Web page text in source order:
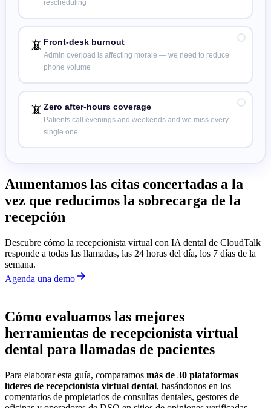
rescheduling
📵 Front-desk burnout
Admin overload is affecting morale — we need to reduce
phone volume
📵 Zero after-hours coverage
Patients call evenings and weekends and we miss every
single one
Aumentamos las citas concertadas a la
vez que reducimos la sobrecarga de la
recepción
Descubre cómo la recepcionista virtual con IA dental de CloudTalk
responde a todas las llamadas, las 24 horas del día, los 7 días de la
semana.
Agenda una demo
Cómo evaluamos las mejores
herramientas de recepcionista virtual
dental para llamadas de pacientes
Para elaborar esta guía, comparamos más de 30 plataformas
líderes de recepcionista virtual dental, basándonos en los
comentarios de propietarios de consultas dentales, gestores de